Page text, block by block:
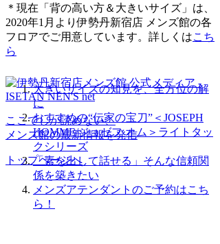
＊現在「背の高い方＆大きいサイズ」は、
2020年1月より伊勢丹新宿店 メンズ館の各
フロアでご用意しています。詳しくはこち
ら
大きいサイズの知見を、全方位の解
に
おすすめの“伝家の宝刀”＜JOSEPH
HOMME/ジョゼフ オム＞ライトタッ
クシリーズ
「素を出して話せる」そんな信頼関
係を築きたい
メンズアテンダントのご予約はこち
ら！
ここでしか読めない、
メンズ館の最新情報を発信
トップページへ